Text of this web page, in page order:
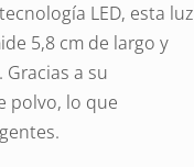
LED, esta luz
5,8 cm de largo y
a su
polvo, lo que